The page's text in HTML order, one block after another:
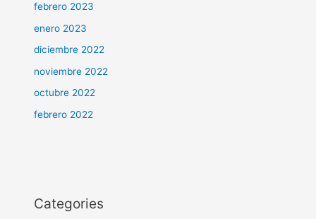
febrero 2023
enero 2023
diciembre 2022
noviembre 2022
octubre 2022
febrero 2022
Categories